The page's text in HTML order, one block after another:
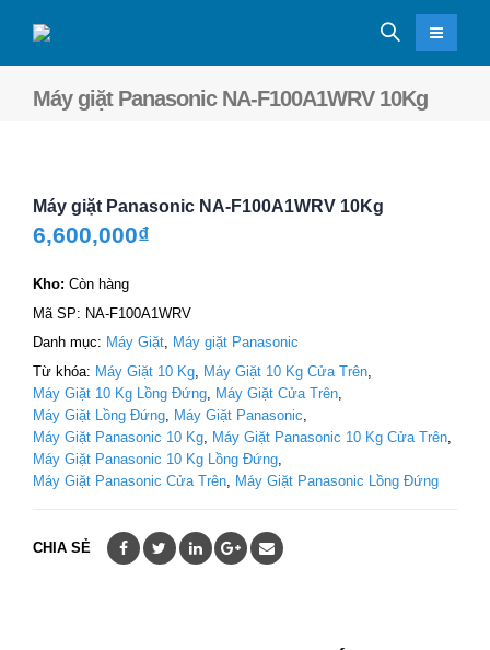
Máy giặt Panasonic NA-F100A1WRV 10Kg
Máy giặt Panasonic NA-F100A1WRV 10Kg
6,600,000₫
Kho: Còn hàng
Mã SP: NA-F100A1WRV
Danh mục: Máy Giặt, Máy giặt Panasonic
Từ khóa: Máy Giặt 10 Kg Máy Giặt 10 Kg Cửa Trên
Máy Giặt 10 Kg Lồng Đứng Máy Giặt Cửa Trên
Máy Giặt Lồng Đứng Máy Giặt Panasonic
Máy Giặt Panasonic 10 Kg Máy Giặt Panasonic 10 Kg Cửa Trên
Máy Giặt Panasonic 10 Kg Lồng Đứng
Máy Giặt Panasonic Cửa Trên Máy Giặt Panasonic Lồng Đứng
CHIA SẺ